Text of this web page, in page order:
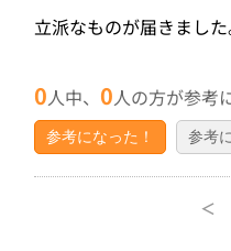
立派なものが届きました
0人中、0人の方が参考
参考になった！ 参考
＜